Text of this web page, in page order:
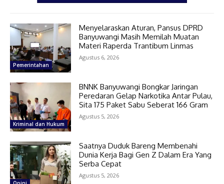
Pemerintahan
Menyelaraskan Aturan, Pansus DPRD
Banyuwangi Masih Memilah Muatan
Materi Raperda Trantibum Linmas
Agustus 6, 2026
Kriminal dan Hukum
BNNK Banyuwangi Bongkar Jaringan
Peredaran Gelap Narkotika Antar Pulau,
Sita 175 Paket Sabu Seberat 166 Gram
Agustus 5, 2026
Saatnya Duduk Bareng Membenahi
Dunia Kerja Bagi Gen Z Dalam Era Yang
Serba Cepat
Agustus 5, 2026